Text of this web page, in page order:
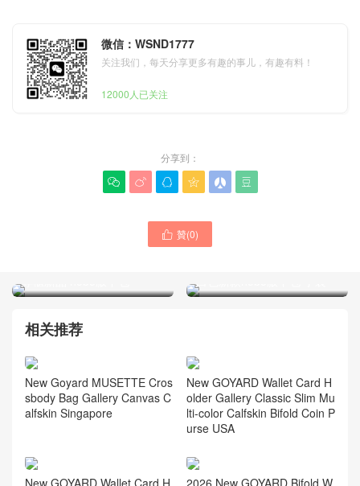
微信：WSND1777
关注我们，每天分享更多有趣的事儿，有趣有料！
12000人已关注
分享到：
     
 贊(0)
相关推荐
New Goyard MUSETTE Cros
sbody Bag Gallery Canvas C
alfskin Singapore
New GOYARD Wallet Card H
older Gallery Classic Slim Mu
lti-color Calfskin Bifold Coin P
urse USA
New GOYARD Wallet Card H